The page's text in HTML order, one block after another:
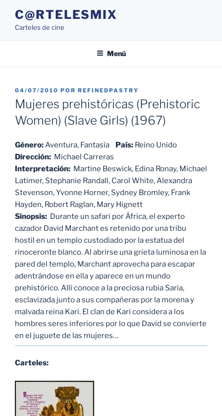
contenido
C@RTELESMIX
Carteles de cine
Menú
PUBLICADO
EL
04/07/2010 POR REFINEDPASTRY
Mujeres prehistóricas (Prehistoric
Women) (Slave Girls) (1967)
Género:Aventura, Fantasía País: Reino Unido
Dirección: Michael Carreras
Interpretación: Martine Beswick, Edina Ronay, Michael
Latimer, Stephanie Randall, Carol White, Alexandra
Stevenson, Yvonne Horner, Sydney Bromley, Frank
Hayden, Robert Raglan, Mary Hignett
Sinopsis: Durante un safari por África, el experto
cazador David Marchant es retenido por una tribu
hostil en un templo custodiado por la estatua del
rinoceronte blanco. Al abrirse una grieta luminosa en la
pared del templo, Marchant aprovecha para escapar
adentrándose en ella y aparece en un mundo
prehistórico. Allí conoce a la preciosa rubia Saria,
esclavizada junto a sus compañeras por la morena y
malvada reina Kari. El clan de Kari considera a los
hombres seres inferiores por lo que David se convierte
en el juguete de las mujeres…
Carteles: